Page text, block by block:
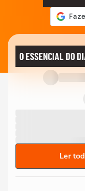
O ESSENCIAL DO
Ler